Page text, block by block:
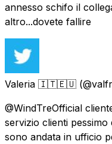
annesso schifo il
altro...dovete fallire
Valeria 🇮🇹🇪🇺
@WindTreOfficial
servizio clienti
sono andata in ufficio